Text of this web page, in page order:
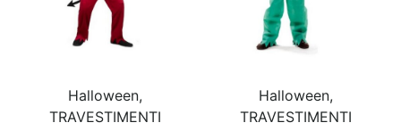
Halloween,
TRAVESTIMENTI
Halloween,
TRAVESTIMENTI